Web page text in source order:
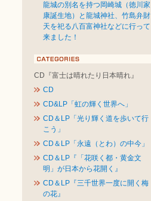
龍城の別名を持つ岡崎城（徳川家
康誕生地）と龍城神社、竹島弁財
天を祀る八百富神社などに行って
来ました！
CD『富士は晴れたり日本晴れ』
CD
CD&LP「虹の輝く世界へ」
CD＆LP「光り輝く道を歩いて行
こう」
CD＆LP「永遠（とわ）の中今」
CD＆LP『「花咲く都・黄金文
明」が日本から花開く』
CD＆LP『三千世界一度に開く梅
の花』